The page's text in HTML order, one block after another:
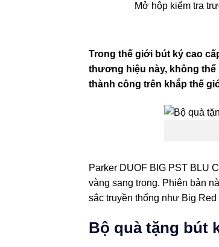
Mở hộp kiểm tra
Trong thế giới bút ký cao
thương hiệu này, không thể
thành công trên khắp thế
Parker DUOF BIG PST BLU
vàng sang trọng. Phiên bản
sắc truyền thống như Big Red
Bộ quà tặng bút